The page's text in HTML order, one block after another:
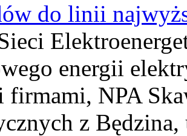
do linii
energii
NPA
z